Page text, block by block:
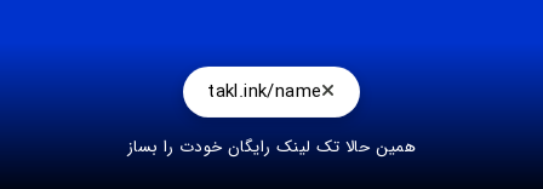
takl.ink/name
همین حالا تک لینک رایگان خودت را بساز